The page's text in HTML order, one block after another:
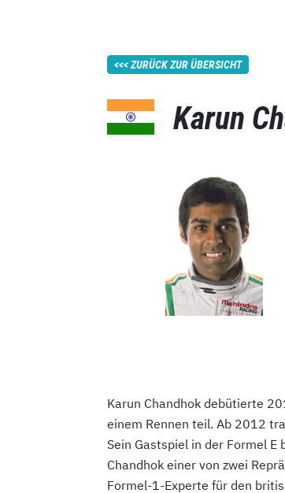
ZURÜCK ZUR ÜBERSICHT
Karun
Karun Chandhok debütierte
einem Rennen teil. Ab 2012
Sein Gastspiel in der Formel
Chandhok einer von zwei
Formel-1-Experte für den